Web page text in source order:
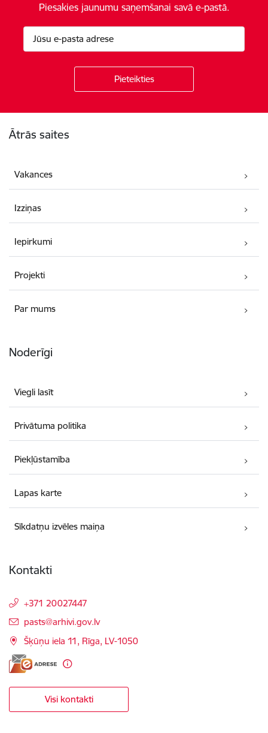
Piesakies jaunumu saņemšanai savā e-pastā.
Ātrās saites
Vakances
Izziņas
Iepirkumi
Projekti
Par mums
Noderīgi
Viegli lasīt
Privātuma politika
Piekļūstamība
Lapas karte
Sīkdatņu izvēles maiņa
Kontakti
+371 20027447
E-pasts:
pasts@arhivi.gov.lv
Šķūņu iela 11, Rīga, LV-1050
Visi kontakti